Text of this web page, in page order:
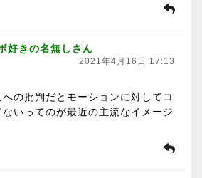
好きの名無しさん
2021年4月16日 17:13
の批判だとモーションに対してコ
いってのが最近の主流なイメージ